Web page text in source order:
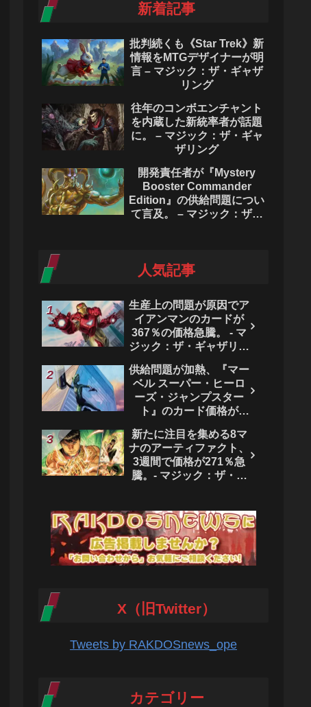
新着記事
批判続くも《Star Trek》新
情報をMTGデザイナーが明
言 – マジック：ザ・ギャザ
リング
往年のコンボエンチャント
を内蔵した新統率者が話題
に。 – マジック：ザ・ギャ
ザリング
開発責任者が『Mystery
Booster Commander
Edition』の供給問題につい
て言及。 – マジック：ザ・
人気記事
生産上の問題が原因でア
イアンマンのカードが
367％の価格急騰。 - マ
ジック：ザ・ギャザリン
供給問題が加熱、『マー
ベル スーパー・ヒーロ
ーズ・ジャンプスター
ト』のカード価格が
ク：ザ・ギャザリング
新たに注目を集める8マ
ナのアーティファクト、
3週間で価格が271％急
騰。- マジック：ザ・ギ
X（旧Twitter）
Tweets by RAKDOSnews_ope
カテゴリー